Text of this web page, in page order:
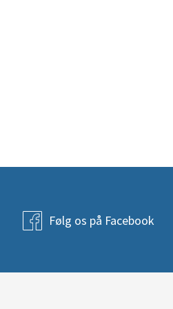
Følg os på Facebook